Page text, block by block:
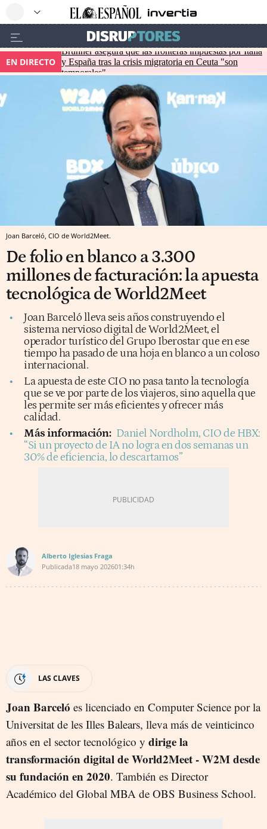
EN DIRECTO
Brunner asegura que las fronteras impuestas por Italia
y España tras la crisis migratoria en Ceuta "son
temporales"
Joan Barceló, CIO de World2Meet.
De folio en blanco a 3.300
millones de facturación: la apuesta
tecnológica de World2Meet
Joan Barceló lleva seis años construyendo el
sistema nervioso digital de World2Meet, el
operador turístico del Grupo Iberostar que en ese
tiempo ha pasado de una hoja en blanco a un coloso
internacional.
La apuesta de este CIO no pasa tanto la tecnología
que se ve por parte de los viajeros, sino aquella que
les permite ser más eficientes y ofrecer más
calidad.
Más información: Daniel Nordholm, CIO de HBX:
“Si un proyecto de IA no logra en dos semanas un
30% de eficiencia, lo descartamos”
Alberto Iglesias Fraga
Publicada18 mayo 202601:34h
LAS CLAVES
Joan Barceló es licenciado en Computer Science por la
Universitat de les Illes Balears, lleva más de veinticinco
años en el sector tecnológico y dirige la
transformación digital de World2Meet - W2M desde
su fundación en 2020. También es Director
Académico del Global MBA de OBS Business School.